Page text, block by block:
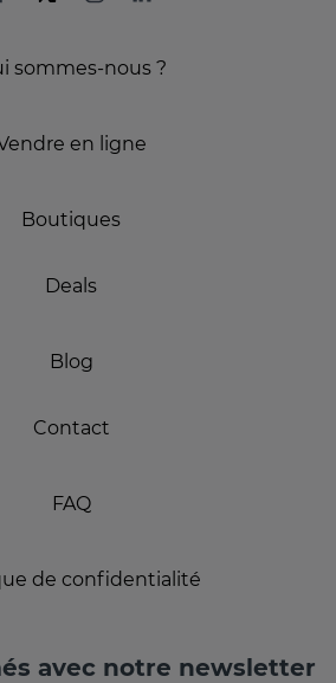
sommes-nous ?
en ligne
Boutiques
Deals
Blog
Contact
FAQ
de confidentialité
avec notre newsletter